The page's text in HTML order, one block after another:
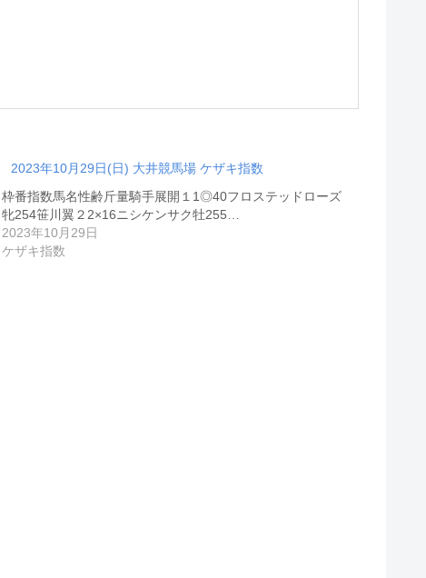
2023年10月29日(日) 大井競馬場 ケザキ指数
枠番指数馬名性齢斤量騎手展開１1◎40フロステッドローズ
牝254笹川翼２2×16ニシケンサク牡255…
2023年10月29日
ケザキ指数